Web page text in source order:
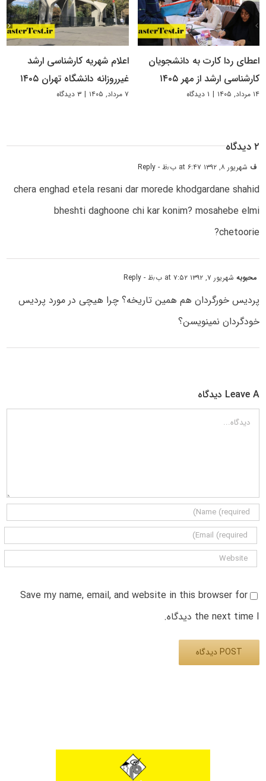
اعطای ردا کارت به دانشجویان
کارشناسی ارشد از مهر ۱۴۰۵
۱۴ مرداد, ۱۴۰۵ | ۱ دیدگاه
اعلام شهریه کارشناسی ارشد
غیرروزانه دانشگاه تهران ۱۴۰۵
۷ مرداد, ۱۴۰۵ | ۳ دیدگاه
۲ دیدگاه
ف شهریور ۸, ۱۳۹۲ at ۶:۴۷ ب٫ظ - Reply
chera enghad etela resani dar morede khodgardane shahid
bheshti daghoone chi kar konim? mosahebe elmi
chetoorie?
محبوبهشهریور ۷, ۱۳۹۲ at ۷:۵۲ ب٫ظ - Reply
پردیس خورگردان هم همین تاریخه؟ چرا هیچی در مورد پردیس
خودگردان نمینویسن؟
Leave A دیدگاه
دیدگاه
Save my name, email, and website in this browser for
the next time I دیدگاه.